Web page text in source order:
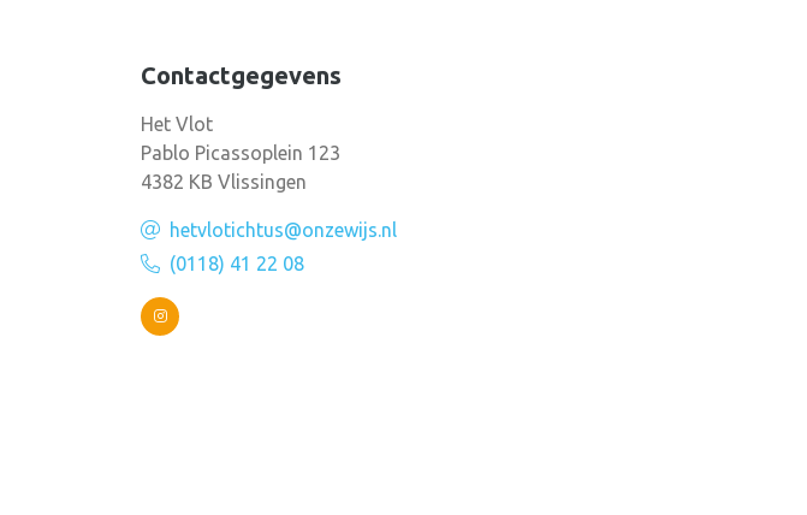
Contactgegevens
Het Vlot
Pablo Picassoplein 123
4382 KB Vlissingen
hetvlotichtus@onzewijs.nl
(0118) 41 22 08